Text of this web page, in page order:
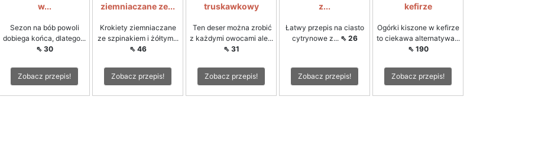
w...
Sezon na bób powoli
dobiega końca, dlatego...
⇖ 30
Zobacz przepis!
ziemniaczane ze...
Krokiety ziemniaczane
ze szpinakiem i żółtym...
⇖ 46
Zobacz przepis!
truskawkowy
Ten deser można zrobić
z każdymi owocami ale...
⇖ 31
Zobacz przepis!
z...
Łatwy przepis na ciasto
cytrynowe z... ⇖ 26
Zobacz przepis!
kefirze
Ogórki kiszone w kefirze
to ciekawa alternatywa...
⇖ 190
Zobacz przepis!